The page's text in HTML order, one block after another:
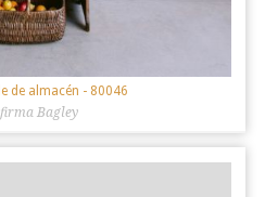
de almacén - 80046
Bagley